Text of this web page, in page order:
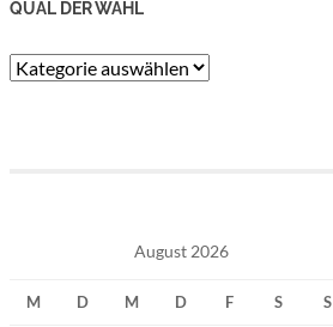
QUAL DER WAHL
Qual
August 2026
M D M D F S S